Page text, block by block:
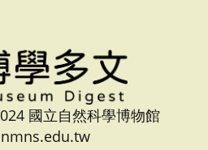
國立自然科學博物館